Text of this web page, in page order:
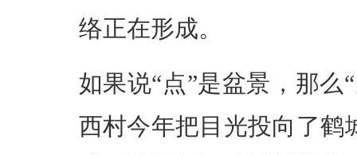
络正在形成。
如果说“点”是盆景，那么
西村今年把目光投向了鹤